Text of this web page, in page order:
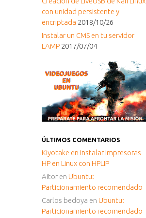
con unidad persistente y
encriptada 2018/10/26
Instalar un CMS en tu servidor
LAMP 2017/07/04
ÚLTIMOS COMENTARIOS
Kiyotake en Instalar Impresoras
HP en Linux con HPLIP
Aitor en Ubuntu:
Particionamiento recomendado
Carlos bedoya en Ubuntu:
Particionamiento recomendado